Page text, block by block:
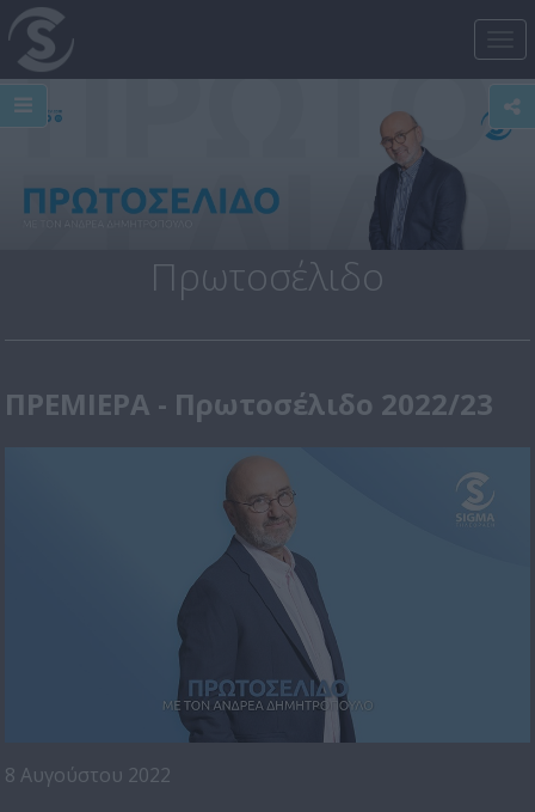
Πρωτοσέλιδο
ΠΡΕΜΙΕΡΑ - Πρωτοσέλιδο 2022/23
8 Αυγούστου 2022